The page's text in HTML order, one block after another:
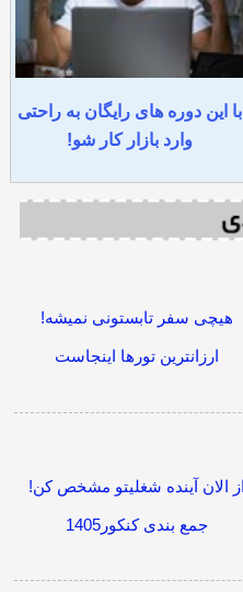
با این دوره های رایگان به راحتی
وارد بازار کار شو!
هیچی سفر تابستونی نمیشه!
ارزانترین تورها اینجاست
از الان آینده شغلیتو مشخص کن!
جمع بندی کنکور1405